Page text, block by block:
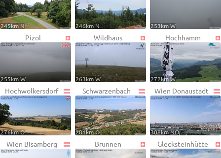
245km N 246km N 253km W
Pizol
255km W
Wildhaus
263km W
Hochhamm
272km W
Hochwolkersdorf
276km O
Schwarzenbach
281km O
Wien Donaustadt
308km NO
Wien Bisamberg Brunnen Glecksteinhütte